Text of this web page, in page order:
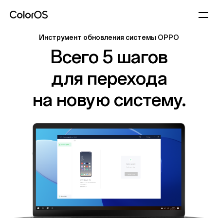
Инструмент обновления системы OPPO
Всего 5 шагов
для перехода
на новую систему.